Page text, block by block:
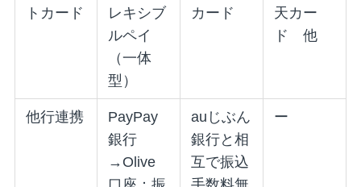
トカード
レキシブ
ルペイ
（一体
型）
カード
天カー
ド 他
他行連携
PayPay
銀行
→Olive
auじぶん
銀行と相
互で振込
ー